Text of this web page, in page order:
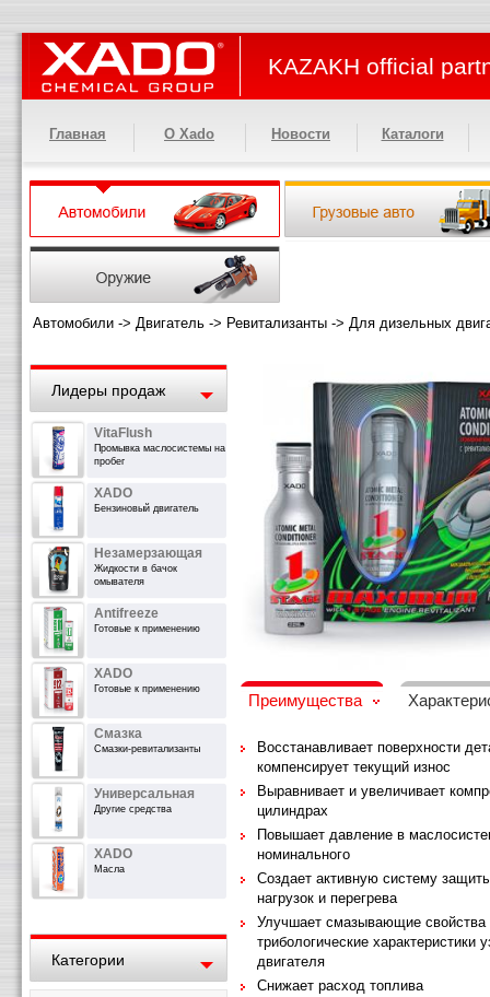
KAZAKH official
Главная О Xado Новости Каталоги
Автомобили -> Двигатель -> Ревитализанты -> Для дизельных
Лидеры продаж
VitaFlush
Промывка маслосистемы на
пробег
XADO
Бензиновый двигатель
Незамерзающая
Жидкости в бачок
омывателя
Antifreeze
Готовые к применению
XADO
Готовые к применению
Смазка
Смазки-ревитализанты
Универсальная
Другие средства
XADO
Масла
Категории
Преимущества
Восстанавливает поверхности
компенсирует текущий износ
Выравнивает и увеличивает
цилиндрах
Повышает давление в
номинального
Создает активную систему
нагрузок и перегрева
Улучшает смазывающие свойства
трибологические характеристики
двигателя
Снижает расход топлива